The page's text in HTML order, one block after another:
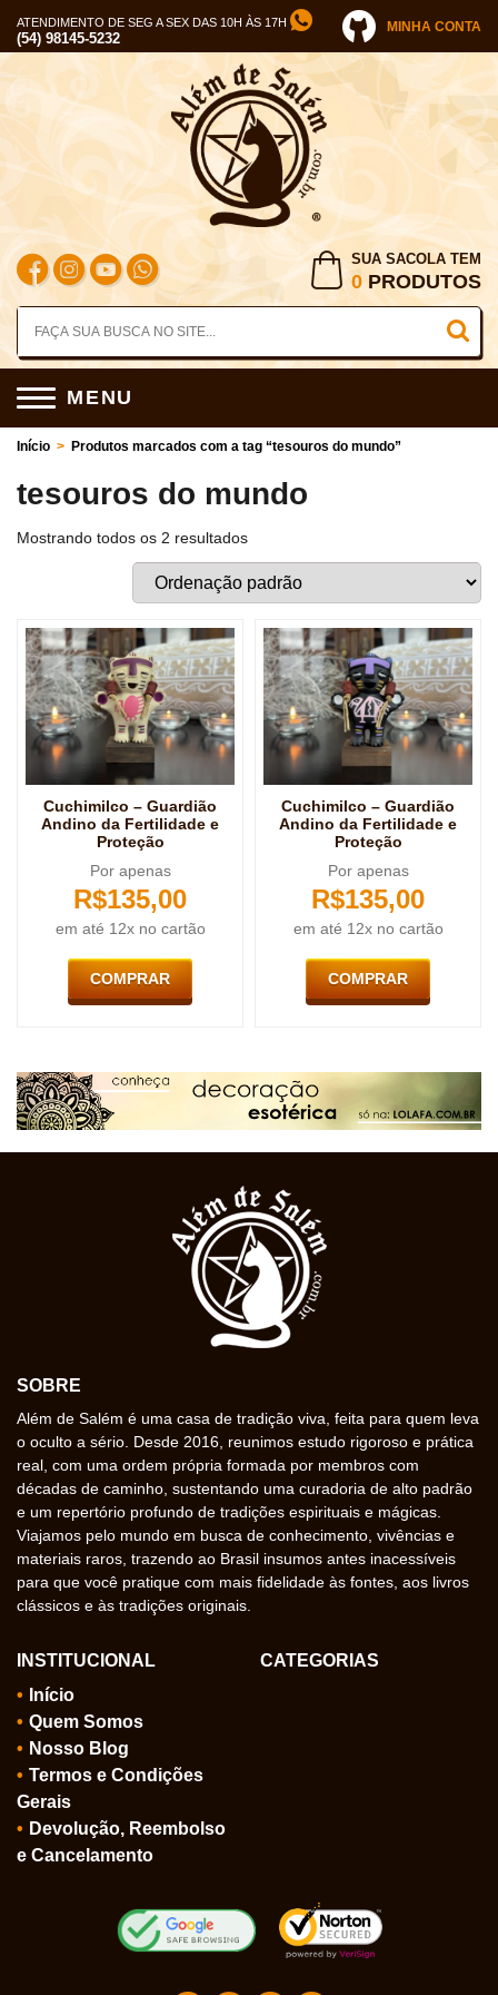
ATENDIMENTO DE SEG A SEX DAS 10H ÀS 17H
(54) 98145-5232
MINHA CONTA
SUA SACOLA TEM
0 PRODUTOS
MENU
Início > Produtos marcados com a tag “tesouros do mundo”
tesouros do mundo
Mostrando todos os 2 resultados
Cuchimilco – Guardião
Andino da Fertilidade e
Proteção
Por apenas
R$135,00
em até 12x no cartão
COMPRAR
Cuchimilco – Guardião
Andino da Fertilidade e
Proteção
Por apenas
R$135,00
em até 12x no cartão
COMPRAR
SOBRE
Além de Salém é uma casa de tradição viva, feita para quem leva
o oculto a sério. Desde 2016, reunimos estudo rigoroso e prática
real, com uma ordem própria formada por membros com
décadas de caminho, sustentando uma curadoria de alto padrão
e um repertório profundo de tradições espirituais e mágicas.
Viajamos pelo mundo em busca de conhecimento, vivências e
materiais raros, trazendo ao Brasil insumos antes inacessíveis
para que você pratique com mais fidelidade às fontes, aos livros
clássicos e às tradições originais.
INSTITUCIONAL
Início
Quem Somos
Nosso Blog
Termos e Condições
Gerais
Devolução, Reembolso
e Cancelamento
CATEGORIAS